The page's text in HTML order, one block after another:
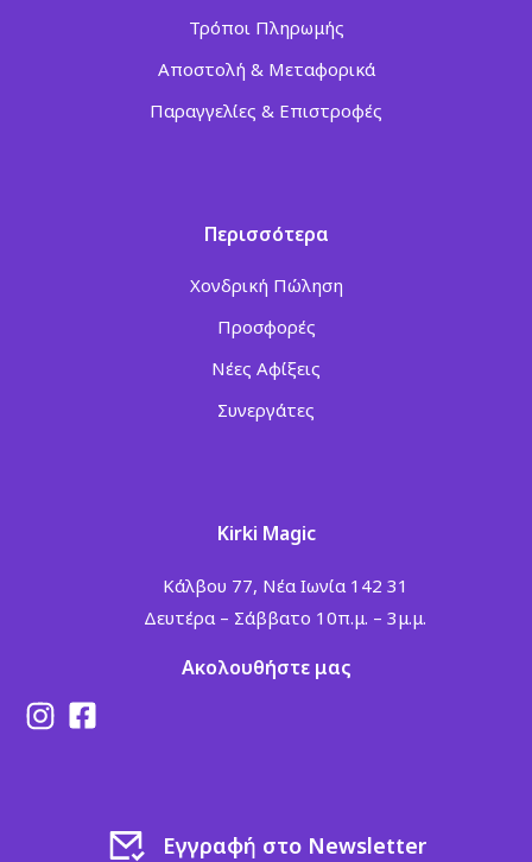
Τρόποι Πληρωμής
Αποστολή & Μεταφορικά
Παραγγελίες & Επιστροφές
Περισσότερα
Χονδρική Πώληση
Προσφορές
Νέες Αφίξεις
Συνεργάτες
Kirki Magic
Κάλβου 77, Νέα Ιωνία 142 31
Δευτέρα – Σάββατο 10π.μ. – 3μ.μ.
Ακολουθήστε μας
Εγγραφή στο Newsletter